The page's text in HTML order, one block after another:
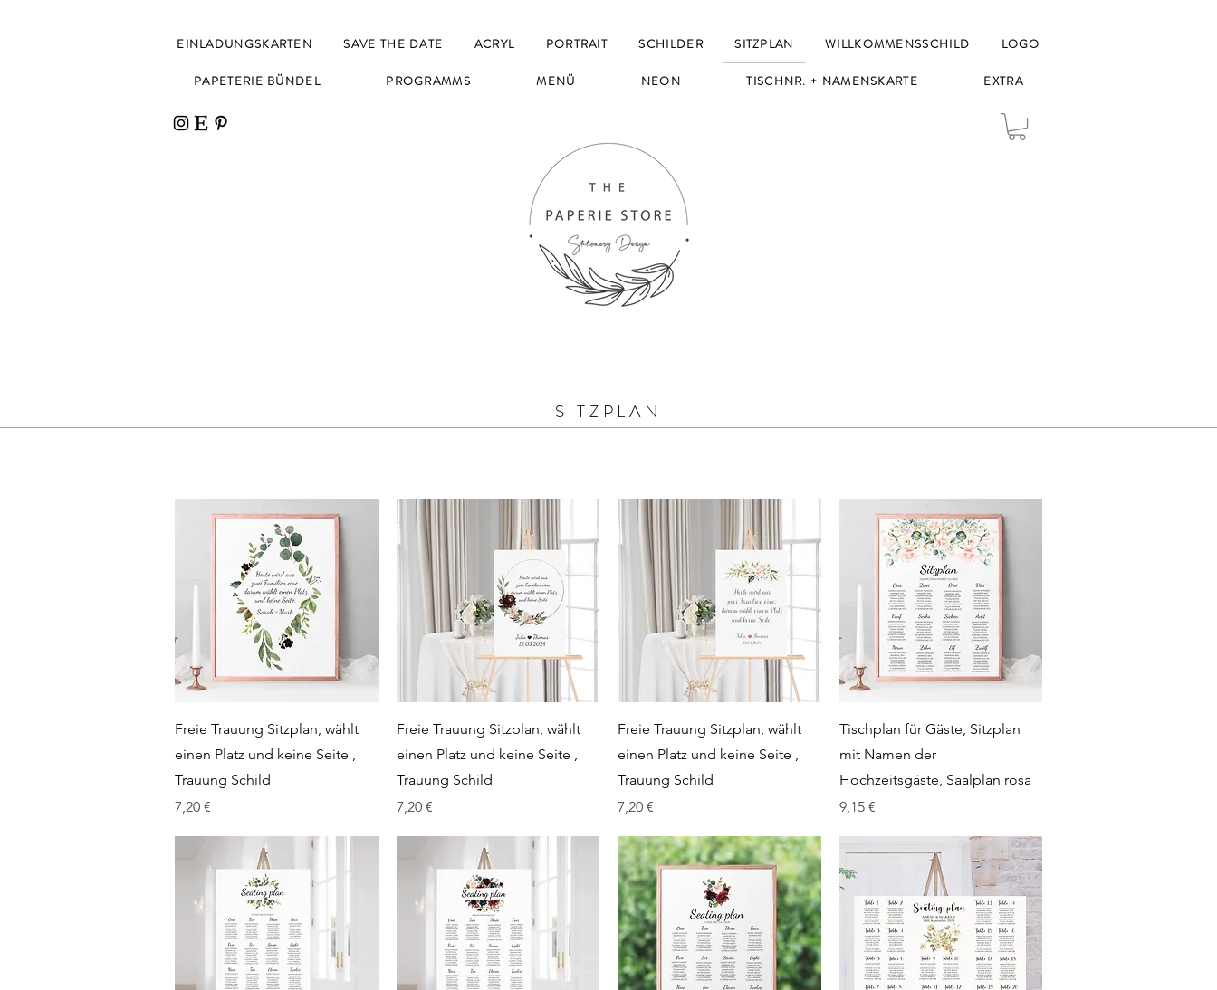
EINLADUNGSKARTEN SAVE THE DATE ACRYL PORTRAIT SCHILDER SITZPLAN WILLKOMMENSSCHILD LOGO
PAPETERIE BÜNDEL PROGRAMMS MENÜ NEON TISCHNR. + NAMENSKARTE EXTRA
SITZPLAN
Schnellansicht
Freie Trauung Sitzplan, wählt
einen Platz und keine Seite ,
Trauung Schild
Preis
7,20 €
Schnellansicht
Freie Trauung Sitzplan, wählt
einen Platz und keine Seite ,
Trauung Schild
Preis
7,20 €
Schnellansicht
Freie Trauung Sitzplan, wählt
einen Platz und keine Seite ,
Trauung Schild
Preis
7,20 €
Schnellansicht
Tischplan für Gäste, Sitzplan
mit Namen der
Hochzeitsgäste, Saalplan rosa
Preis
9,15 €